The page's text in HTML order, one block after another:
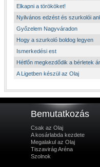
Elkapni a törököket!
Nyilvános edzést és szurkolói
Győzelem Nagyváradon
Hogy a szurkoló boldog legyen
Ismerkedési est
Hétfőn megkezdődik a bérletek
A Ligetben készül az Olaj
Bemutatkozás
Csak az Olaj
A kosárlabda kezdete
Megalakul az Olaj
Tiszavirág Aréna
Szolnok